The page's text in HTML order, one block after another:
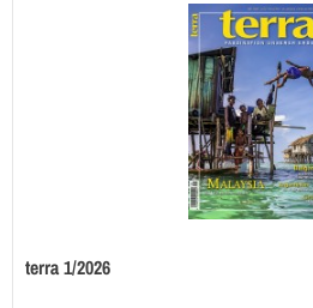
terra 1/2026